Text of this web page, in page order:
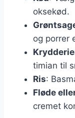
oksekød.
og porrer
timian til
Ris:
Fløde
cremet